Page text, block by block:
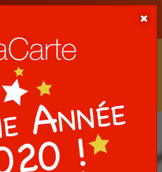
Play Store
LaCarte
l'app LaCarte pour suivre vos
et ne rien rater !
Plus tard